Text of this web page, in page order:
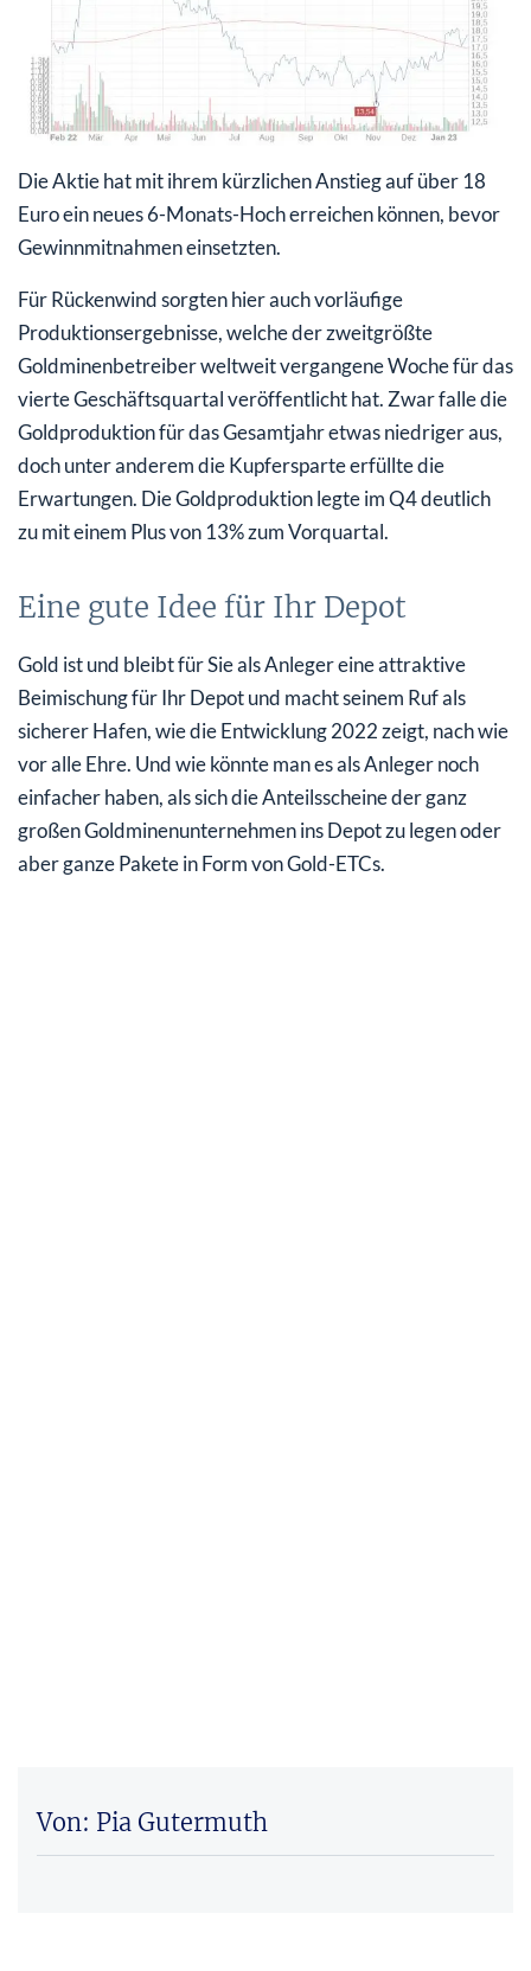
Die Aktie hat mit ihrem kürzlichen Anstieg auf über 18
Euro ein neues 6-Monats-Hoch erreichen können, bevor
Gewinnmitnahmen einsetzten.
Für Rückenwind sorgten hier auch vorläufige
Produktionsergebnisse, welche der zweitgrößte
Goldminenbetreiber weltweit vergangene Woche für das
vierte Geschäftsquartal veröffentlicht hat. Zwar falle die
Goldproduktion für das Gesamtjahr etwas niedriger aus,
doch unter anderem die Kupfersparte erfüllte die
Erwartungen. Die Goldproduktion legte im Q4 deutlich
zu mit einem Plus von 13% zum Vorquartal.
Eine gute Idee für Ihr Depot
Gold ist und bleibt für Sie als Anleger eine attraktive
Beimischung für Ihr Depot und macht seinem Ruf als
sicherer Hafen, wie die Entwicklung 2022 zeigt, nach wie
vor alle Ehre. Und wie könnte man es als Anleger noch
einfacher haben, als sich die Anteilsscheine der ganz
großen Goldminenunternehmen ins Depot zu legen oder
aber ganze Pakete in Form von Gold-ETCs.
Von: Pia Gutermuth